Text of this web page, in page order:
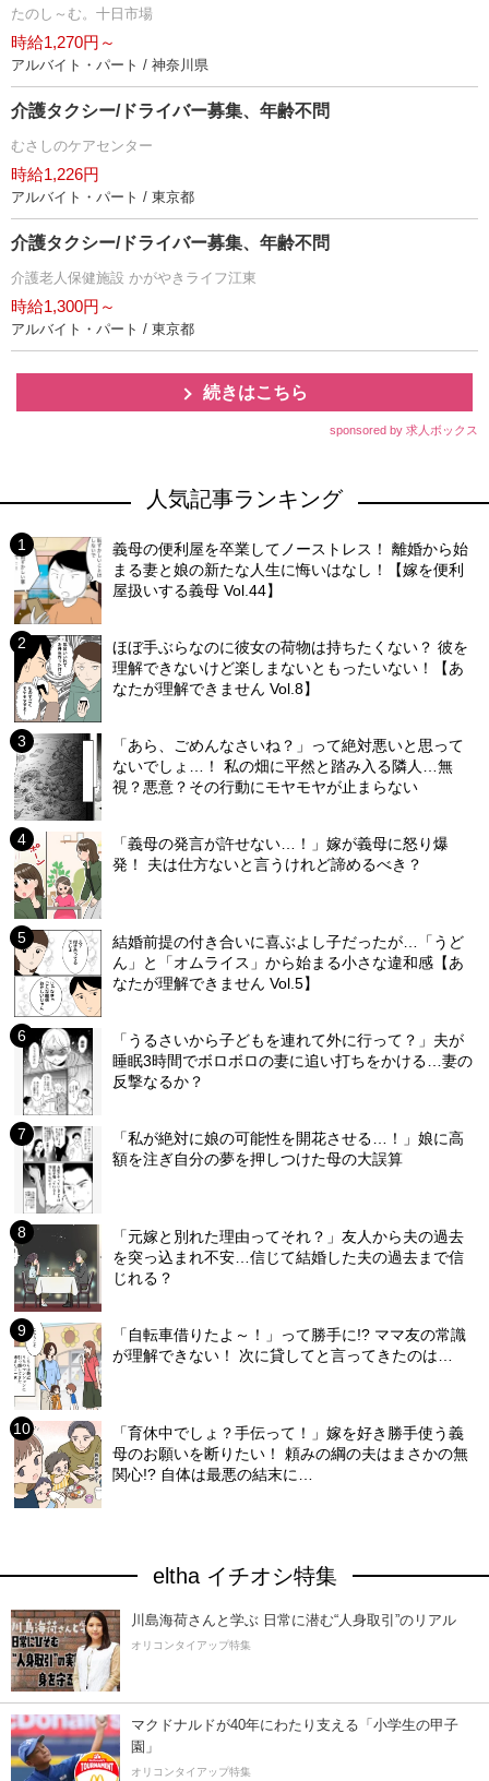
たのし～む。十日市場
時給1,270円～
アルバイト・パート / 神奈川県
介護タクシー/ドライバー募集、年齢不問
むさしのケアセンター
時給1,226円
アルバイト・パート / 東京都
介護タクシー/ドライバー募集、年齢不問
介護老人保健施設 かがやきライフ江東
時給1,300円～
アルバイト・パート / 東京都
続きはこちら
sponsored by 求人ボックス
人気記事ランキング
義母の便利屋を卒業してノーストレス！ 離婚から始
まる妻と娘の新たな人生に悔いはなし！【嫁を便利
屋扱いする義母 Vol.44】
ほぼ手ぶらなのに彼女の荷物は持ちたくない？ 彼を
理解できないけど楽しまないともったいない！【あ
なたが理解できません Vol.8】
「あら、ごめんなさいね？」って絶対悪いと思って
ないでしょ…！ 私の畑に平然と踏み入る隣人…無
視？悪意？その行動にモヤモヤが止まらない
「義母の発言が許せない…！」嫁が義母に怒り爆
発！ 夫は仕方ないと言うけれど諦めるべき？
結婚前提の付き合いに喜ぶよし子だったが…「うど
ん」と「オムライス」から始まる小さな違和感【あ
なたが理解できません Vol.5】
「うるさいから子どもを連れて外に行って？」夫が
睡眠3時間でボロボロの妻に追い打ちをかける…妻の
反撃なるか？
「私が絶対に娘の可能性を開花させる…！」娘に高
額を注ぎ自分の夢を押しつけた母の大誤算
「元嫁と別れた理由ってそれ？」友人から夫の過去
を突っ込まれ不安…信じて結婚した夫の過去まで信
じれる？
「自転車借りたよ～！」って勝手に!? ママ友の常識
が理解できない！ 次に貸してと言ってきたのは…
「育休中でしょ？手伝って！」嫁を好き勝手使う義
母のお願いを断りたい！ 頼みの綱の夫はまさかの無
関心!? 自体は最悪の結末に…
eltha イチオシ特集
川島海荷さんと学ぶ 日常に潜む“人身取引”のリアル
オリコンタイアップ特集
マクドナルドが40年にわたり支える「小学生の甲子
園」
オリコンタイアップ特集